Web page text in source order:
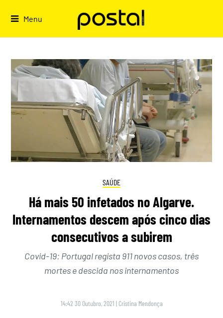
Menu
SAÚDE
Há mais 50 infetados no Algarve.
Internamentos descem após cinco dias
consecutivos a subirem
Covid-19: Portugal regista 911 novos casos, três
mortes e descida nos internamentos
14:42 30 Outubro, 2021 | Cristina Mendonça